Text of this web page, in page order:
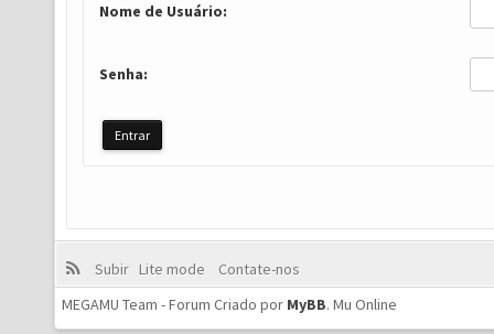
Nome de Usuário:
Senha:
Subir Lite mode
Contate-nos
MEGAMU Team - Forum Criado por MyBB. Mu Online